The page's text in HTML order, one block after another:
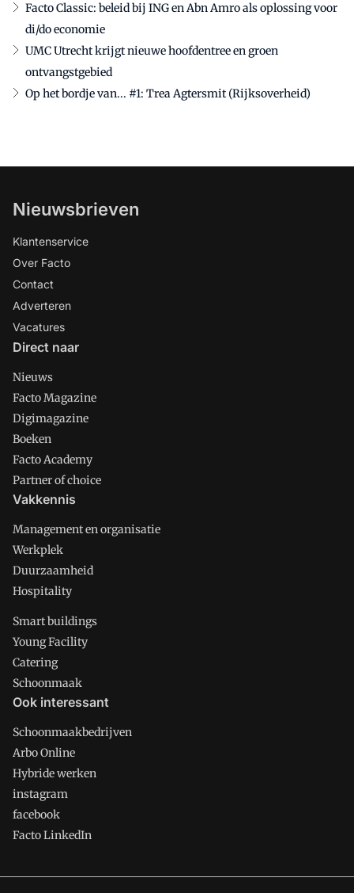
Facto Classic: beleid bij ING en Abn Amro als oplossing voor
di/do economie
UMC Utrecht krijgt nieuwe hoofdentree en groen
ontvangstgebied
Op het bordje van... #1: Trea Agtersmit (Rijksoverheid)
Nieuwsbrieven
Klantenservice
Over Facto
Contact
Adverteren
Vacatures
Direct naar
Nieuws
Facto Magazine
Digimagazine
Boeken
Facto Academy
Partner of choice
Vakkennis
Management en organisatie
Werkplek
Duurzaamheid
Hospitality
Smart buildings
Young Facility
Catering
Schoonmaak
Ook interessant
Schoonmaakbedrijven
Arbo Online
Hybride werken
instagram
facebook
Facto LinkedIn